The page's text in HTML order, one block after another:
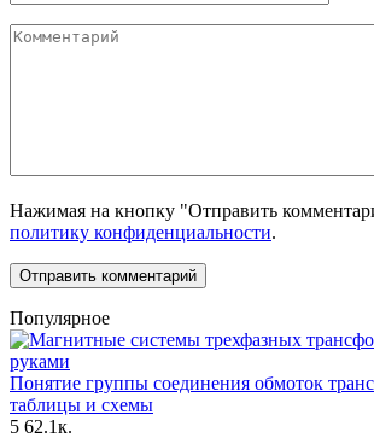
Комментарий
Нажимая на кнопку "Отправить
политику конфиденциальности.
Популярное
руками
Понятие группы соединения обмоток
таблицы и схемы
5 62.1к.